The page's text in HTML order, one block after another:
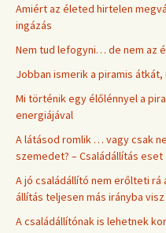
Amiért az életed hirtelen
ingázás
Nem tud lefogyni… de nem az
Jobban ismerik a piramis
Mi történik egy élőlénnyel a
energiájával
A látásod romlik … vagy csak
szemedet? – Családállítás eset
A jó családállító nem erőlteti rá
állítás teljesen más irányba visz
A családállítónak is lehetnek